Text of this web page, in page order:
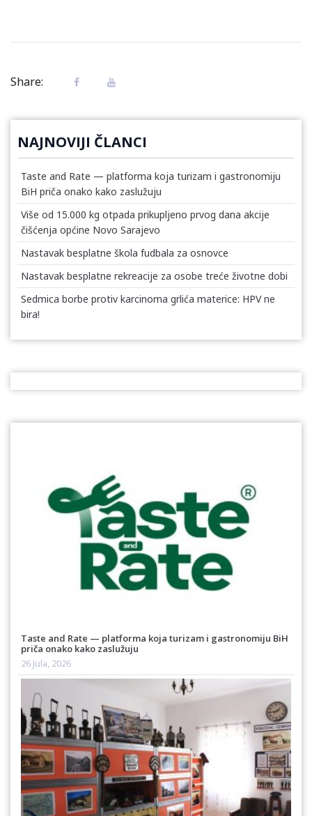
Share:
NAJNOVIJI ČLANCI
Taste and Rate — platforma koja turizam i gastronomiju
BiH priča onako kako zaslužuju
Više od 15.000 kg otpada prikupljeno prvog dana akcije
čišćenja općine Novo Sarajevo
Nastavak besplatne škola fudbala za osnovce
Nastavak besplatne rekreacije za osobe treće životne dobi
Sedmica borbe protiv karcinoma grlića materice: HPV ne
bira!
Taste and Rate — platforma koja turizam i gastronomiju BiH
priča onako kako zaslužuju
26 Jula, 2026